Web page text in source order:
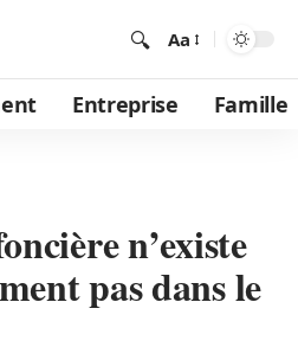
Aa
Entreprise Famille
n’existe
pas dans le